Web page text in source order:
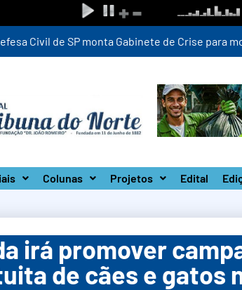
Civil de SP monta Gabinete de Crise para
Colunas Projetos Edital
irá promover
de cães e gatos